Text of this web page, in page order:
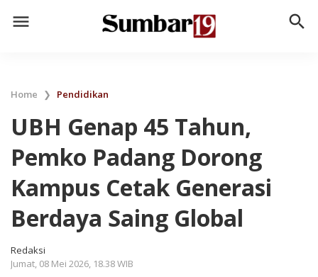
menu search
Home ❯ Pendidikan
UBH Genap 45 Tahun,
Pemko Padang Dorong
Kampus Cetak Generasi
Berdaya Saing Global
Redaksi
Jumat, 08 Mei 2026, 18.38 WIB